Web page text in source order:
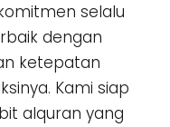
selalu
dengan
ketepatan
Kami siap
alquran yang